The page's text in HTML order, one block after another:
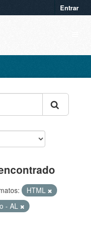
Entrar
HTML
- AL